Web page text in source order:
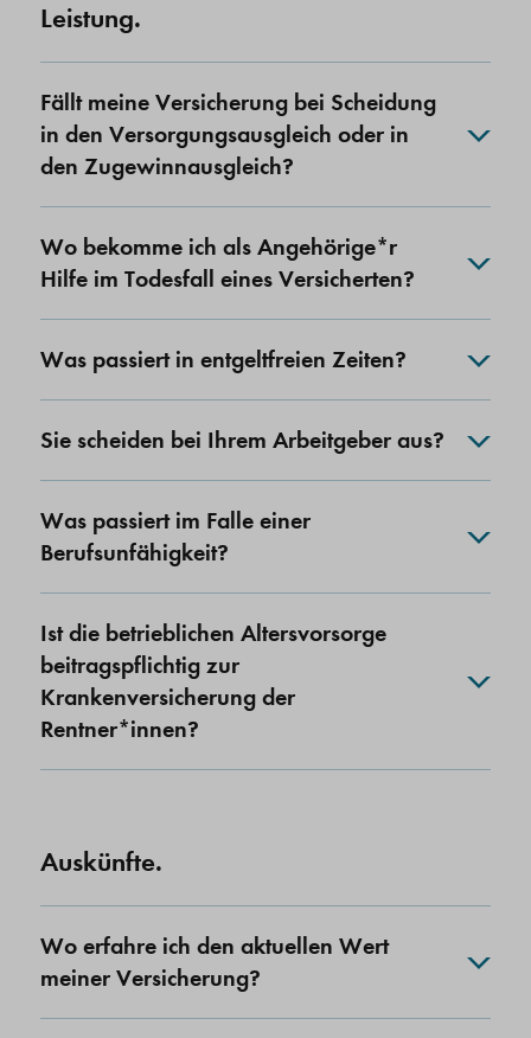
Leistung.
Fällt meine Versicherung bei Scheidung
in den Versorgungsausgleich oder in
den Zugewinnausgleich?
Wo bekomme ich als Angehörige*r
Hilfe im Todesfall eines Versicherten?
Was passiert in entgeltfreien Zeiten?
Sie scheiden bei Ihrem Arbeitgeber aus?
Was passiert im Falle einer
Berufsunfähigkeit?
Ist die betrieblichen Altersvorsorge
beitragspflichtig zur
Krankenversicherung der
Rentner*innen?
Auskünfte.
Wo erfahre ich den aktuellen Wert
meiner Versicherung?